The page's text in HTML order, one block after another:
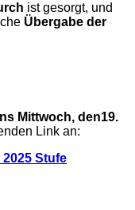
ist gesorgt, und
Übergabe der
Mittwoch, den19.
Link an:
2025 Stufe